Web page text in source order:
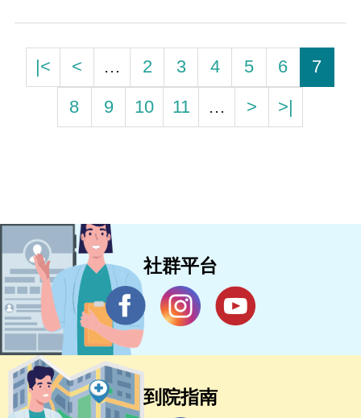
|< < … 2 3 4 5 6
7
8
9 10 11 … > >|
社群平台
到院指南